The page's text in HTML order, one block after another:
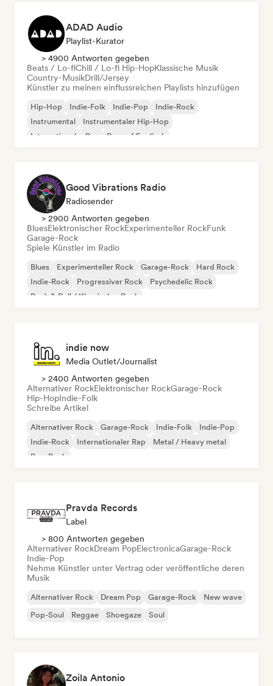
ADAD Audio
Playlist-Kurator
> 4900 Antworten gegeben
Beats / Lo-fiChill / Lo-fi Hip-HopKlassische Musik
Country-MusikDrill/Jersey
Künstler zu meinen einflussreichen Playlists hinzufügen
Hip-Hop Indie-Folk Indie-Pop
Indie-Rock
Instrumental
Instrumentaler Hip-Hop
Internationaler Rap
Rap auf Englisch
Good Vibrations Radio
Radiosender
> 2900 Antworten gegeben
BluesElektronischer RockExperimenteller RockFunk
Garage-Rock
Spiele Künstler im Radio
Blues Experimenteller Rock Garage-Rock
Hard Rock
Indie-Rock
Progressiver Rock
Psychedelic Rock
Rock & Roll / Klassischer Rock
indie now
Media Outlet/Journalist
> 2400 Antworten gegeben
Alternativer RockElektronischer RockGarage-Rock
Hip-HopIndie-Folk
Schreibe Artikel
Alternativer Rock Garage-Rock Indie-Folk
Indie-Pop
Indie-Rock
Internationaler Rap
Metal / Heavy metal
Pop-Rock
Pravda Records
Label
> 800 Antworten gegeben
Alternativer RockDream PopElectronicaGarage-Rock
Indie-Pop
Nehme Künstler unter Vertrag oder veröffentliche deren
Musik
Alternativer Rock Dream Pop Garage-Rock
New wave
Pop-Soul
Reggae Shoegaze Soul
Zoila Antonio